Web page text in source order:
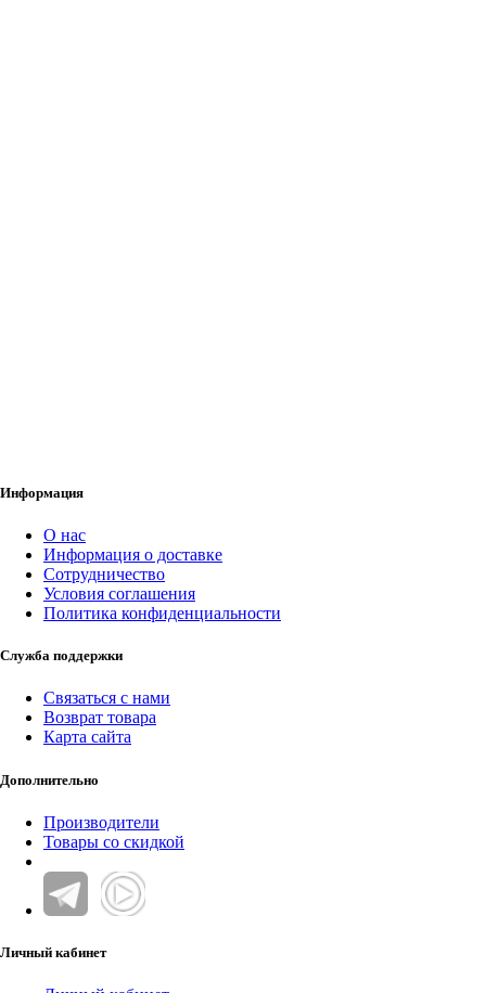
Информация
О нас
Информация о доставке
Сотрудничество
Условия соглашения
Политика конфиденциальности
Служба поддержки
Связаться с нами
Возврат товара
Карта сайта
Дополнительно
Производители
Товары со скидкой
Личный кабинет